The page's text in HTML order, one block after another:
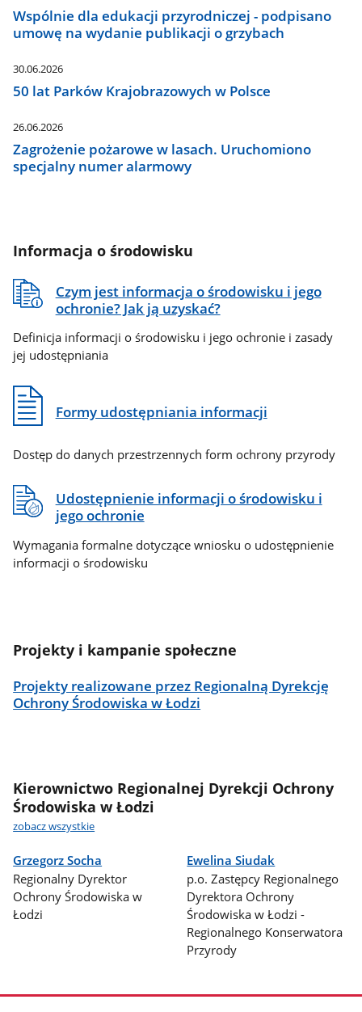
Wspólnie dla edukacji przyrodniczej - podpisano
umowę na wydanie publikacji o grzybach
30.06.2026
50 lat Parków Krajobrazowych w Polsce
26.06.2026
Zagrożenie pożarowe w lasach. Uruchomiono
specjalny numer alarmowy
Informacja o środowisku
Czym jest informacja o środowisku i jego
ochronie? Jak ją uzyskać?
Definicja informacji o środowisku i jego ochronie i zasady
jej udostępniania
Formy udostępniania informacji
Dostęp do danych przestrzennych form ochrony przyrody
Udostępnienie informacji o środowisku i
jego ochronie
Wymagania formalne dotyczące wniosku o udostępnienie
informacji o środowisku
Projekty i kampanie społeczne
Projekty realizowane przez Regionalną Dyrekcję
Ochrony Środowiska w Łodzi
Kierownictwo Regionalnej Dyrekcji Ochrony
Środowiska w Łodzi
zobacz wszystkie
Grzegorz Socha
Regionalny Dyrektor
Ochrony Środowiska w
Łodzi
Ewelina Siudak
p.o. Zastępcy Regionalnego
Dyrektora Ochrony
Środowiska w Łodzi -
Regionalnego Konserwatora
Przyrody